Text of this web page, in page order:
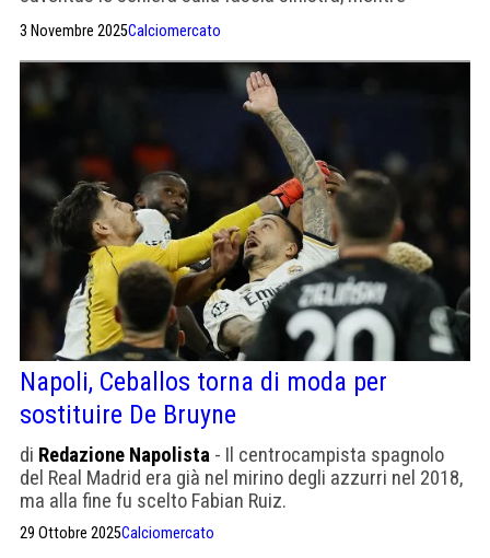
3 Novembre 2025Calciomercato
Napoli, Ceballos torna di moda per
sostituire De Bruyne
di Redazione Napolista - Il centrocampista spagnolo
del Real Madrid era già nel mirino degli azzurri nel 2018,
ma alla fine fu scelto Fabian Ruiz.
29 Ottobre 2025Calciomercato